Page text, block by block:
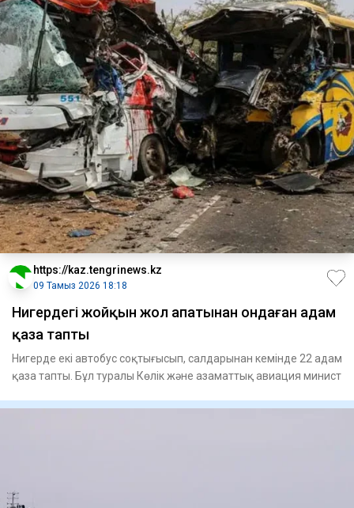
https://kaz.tengrinews.kz
09 Тамыз 2026 18:18
Нигердегі жойқын жол апатынан ондаған адам
қаза тапты
Нигерде екі автобус соқтығысып, салдарынан кемінде 22 адам
қаза тапты. Бұл туралы Көлік және азаматтық авиация минист